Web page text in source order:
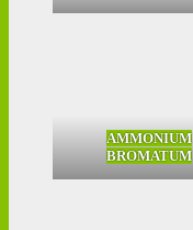
AMMONIUM
BROMATUM